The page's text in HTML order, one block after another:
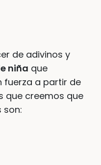
de adivinos y
niña que
fuerza a partir de
que creemos que
son: